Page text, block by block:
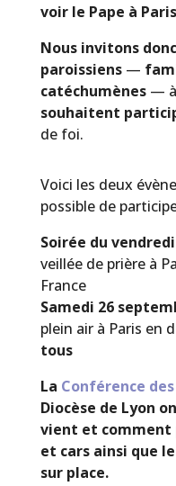
voir le Pape à
Nous invitons
paroissiens —
catéchumènes— à
souhaitent
de foi.
Voici les deux
possible de
Soirée du
veillée de prière à
France
Samedi 26
plein air à Paris en
tous
La Conférence
Diocèse de Lyon
vient et comment
et cars ainsi que
sur place.